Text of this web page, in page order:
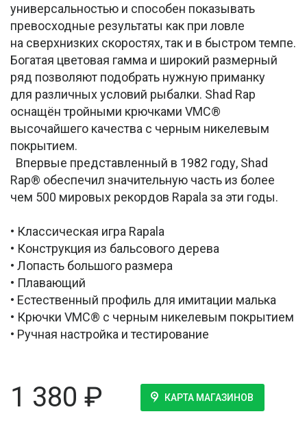
универсальностью и способен показывать
превосходные результаты как при ловле
на сверхнизких скоростях, так и в быстром темпе.
Богатая цветовая гамма и широкий размерный
ряд позволяют подобрать нужную приманку
для различных условий рыбалки. Shad Rap
оснащён тройными крючками VMC®
высочайшего качества с черным никелевым
покрытием.
Впервые представленный в 1982 году, Shad
Rap® обеспечил значительную часть из более
чем 500 мировых рекордов Rapala за эти годы.
• Классическая игра Rapala
• Конструкция из бальсового дерева
• Лопасть большого размера
• Плавающий
• Естественный профиль для имитации малька
• Крючки VMC® с черным никелевым покрытием
• Ручная настройка и тестирование
1 380 ₽ КАРТА МАГАЗИНОВ